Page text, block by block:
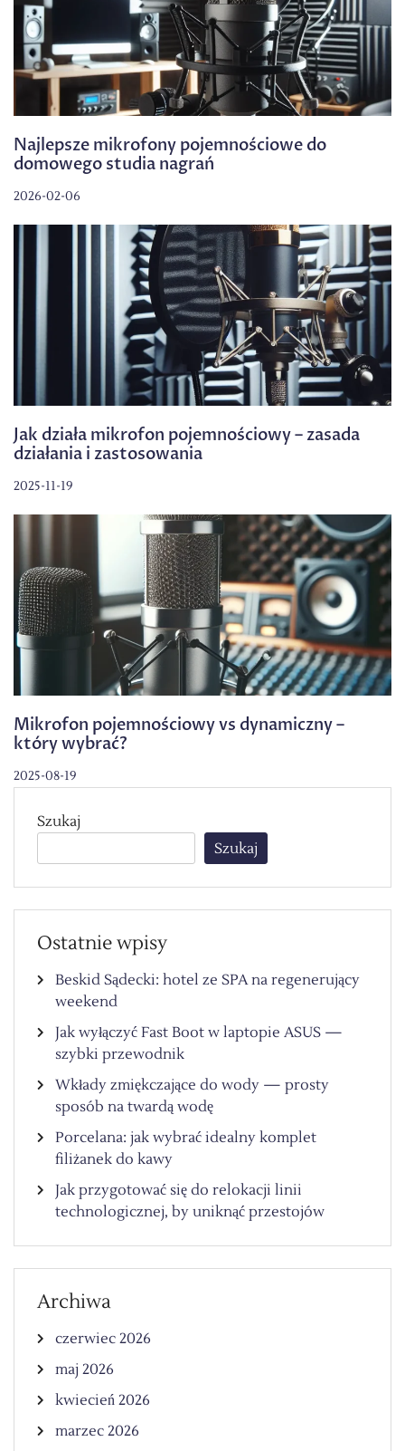
Najlepsze mikrofony pojemnościowe do
domowego studia nagrań
2026-02-06
Jak działa mikrofon pojemnościowy – zasada
działania i zastosowania
2025-11-19
Mikrofon pojemnościowy vs dynamiczny –
który wybrać?
2025-08-19
Szukaj
Szukaj
Ostatnie wpisy
Beskid Sądecki: hotel ze SPA na regenerujący
weekend
Jak wyłączyć Fast Boot w laptopie ASUS —
szybki przewodnik
Wkłady zmiękczające do wody — prosty
sposób na twardą wodę
Porcelana: jak wybrać idealny komplet
filiżanek do kawy
Jak przygotować się do relokacji linii
technologicznej, by uniknąć przestojów
Archiwa
czerwiec 2026
maj 2026
kwiecień 2026
marzec 2026